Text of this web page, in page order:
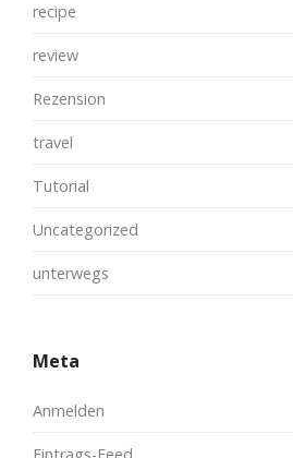
recipe
review
Rezension
travel
Tutorial
Uncategorized
unterwegs
Meta
Anmelden